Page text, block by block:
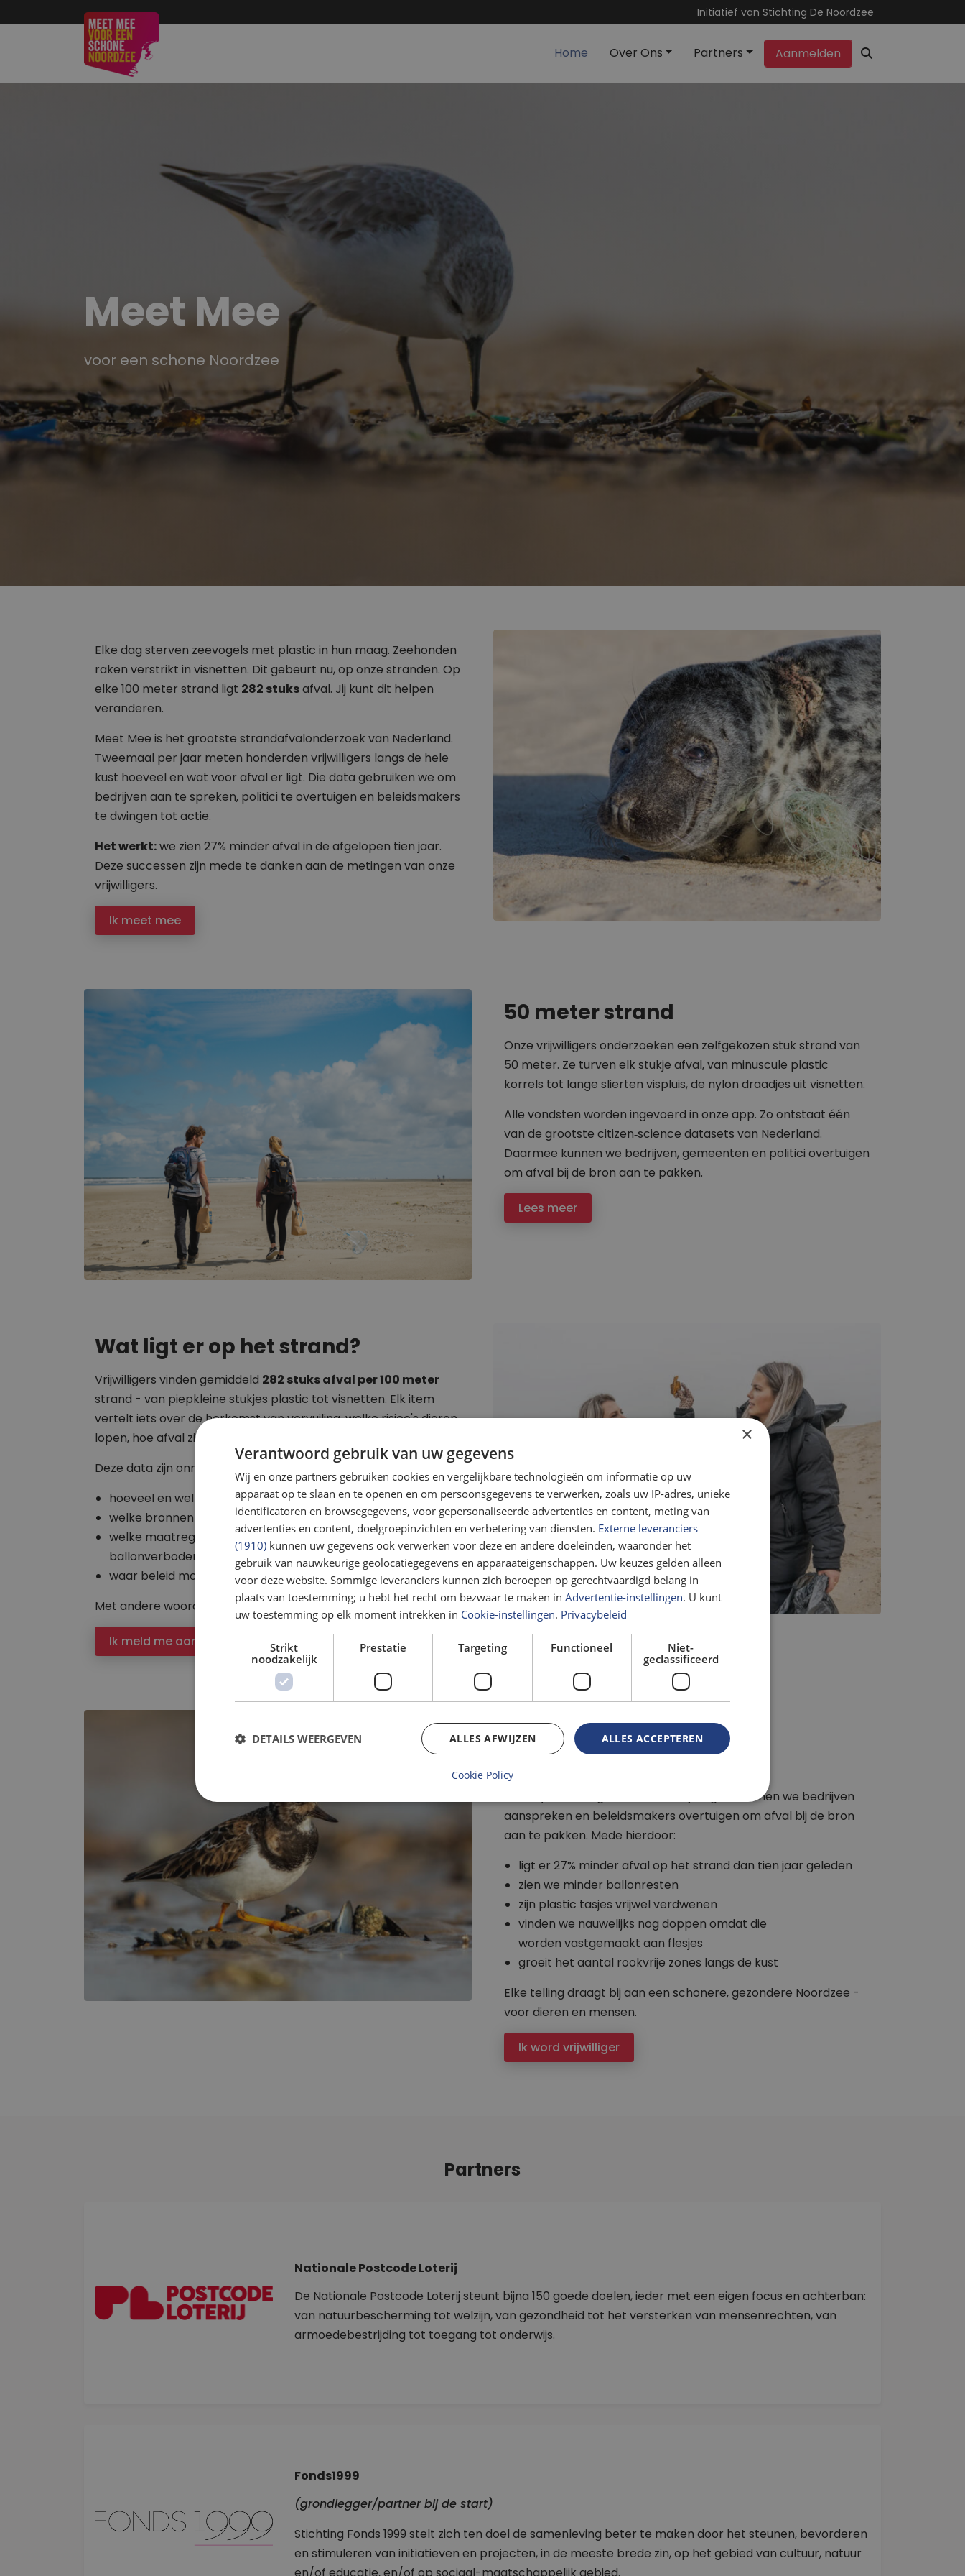
Initiatief van Stichting De Noordzee
Home Over Ons Partners Aanmelden
Meet Mee
voor een schone Noordzee
Elke dag sterven zeevogels met plastic in hun maag. Zeehonden
raken verstrikt in visnetten. Dit gebeurt nu, op onze stranden. Op
elke 100 meter strand ligt 282 stuksafval. Jij kunt dit helpen
veranderen.
Meet Mee is het grootste strandafvalonderzoek van Nederland.
Tweemaal per jaar meten honderden vrijwilligers langs de hele
kust hoeveel en wat voor afval er ligt. Die data gebruiken we om
bedrijven aan te spreken, politici te overtuigen en beleidsmakers
te dwingen tot actie.
Het werkt:we zien 27% minder afval in de afgelopen tien jaar.
Deze successen zijn mede te danken aan de metingen van onze
vrijwilligers.
Ik meet mee
50 meter strand
Onze vrijwilligers onderzoeken een zelfgekozen stuk strand van
50 meter. Ze turven elk stukje afval, van minuscule plastic
korrels tot lange slierten vispluis, de nylon draadjes uit visnetten.
Alle vondsten worden ingevoerd in onze app. Zo ontstaat één
van de grootste citizen‑science datasets van Nederland.
Daarmee kunnen we bedrijven, gemeenten en politici overtuigen
om afval bij de bron aan te pakken.
Lees meer
Wat ligt er op het strand?
Vrijwilligers vinden gemiddeld 282 stuks afval per 100 meter
strand - van piepkleine stukjes plastic tot visnetten. Elk item
vertelt iets over de herkomst van vervuiling, welke risico's dieren
lopen, hoe afval zich verplaatst én de effectiviteit van beleid.
Deze data zijn onmisbaar. Ze laat zien:
hoeveel en welk afval er ligt
welke bronnen de meeste vervuiling veroorzaken
welke maatregelen werken (zoals statiegeld en
ballonverboden)
waar beleid moet worden aangescherpt
Met andere woorden:
zonder data geen verandering.
Ik meld me aan
Impact
Dankzij de metingen van onze vrijwilligers kunnen we bedrijven
aanspreken en beleidsmakers overtuigen om afval bij de bron
aan te pakken. Mede hierdoor:
ligt er 27% minder afval op het strand dan tien jaar geleden
zien we minder ballonresten
zijn plastic tasjes vrijwel verdwenen
vinden we nauwelijks nog doppen omdat die
worden vastgemaakt aan flesjes
groeit het aantal rookvrije zones langs de kust
Elke telling draagt bij aan een schonere, gezondere Noordzee -
voor dieren en mensen.
Ik word vrijwilliger
Partners
Nationale Postcode Loterij
De Nationale Postcode Loterij steunt bijna 150 goede doelen, ieder met een eigen focus en achterban:
van natuurbescherming tot welzijn, van gezondheid tot het versterken van mensenrechten, van
armoedebestrijding tot toegang tot onderwijs.
Fonds1999
(grondlegger/partner bij de start)
Stichting Fonds 1999 stelt zich ten doel de samenleving beter te maken door het steunen, bevorderen
en stimuleren van initiatieven en projecten, in de meeste brede zin, op het gebied van cultuur, natuur
×
Verantwoord gebruik van uw gegevens
Wij en onze partners gebruiken cookies en vergelijkbare technologieën om informatie op uw
apparaat op te slaan en te openen en om persoonsgegevens te verwerken, zoals uw IP-adres, unieke
identificatoren en browsegegevens, voor gepersonaliseerde advertenties en content, meting van
advertenties en content, doelgroepinzichten en verbetering van diensten. Externe leveranciers
(1910) kunnen uw gegevens ook verwerken voor deze en andere doeleinden, waaronder het
gebruik van nauwkeurige geolocatiegegevens en apparaateigenschappen. Uw keuzes gelden alleen
voor deze website. Sommige leveranciers kunnen zich beroepen op gerechtvaardigd belang in
plaats van toestemming; u hebt het recht om bezwaar te maken in Advertentie-instellingen. U kunt
uw toestemming op elk moment intrekken in Cookie-instellingen. Privacybeleid
Strikt
noodzakelijk
Prestatie Targeting Functioneel
Niet-
geclassificeerd
ALLES ACCEPTEREN
ALLES AFWIJZEN
DETAILS WEERGEVEN
Cookie Policy